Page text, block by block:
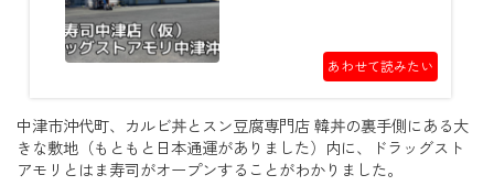
あわせて読みたい
中津市沖代町、カルビ丼とスン豆腐専門店 韓丼の裏手側にある大
きな敷地（もともと日本通運がありました）内に、ドラッグスト
アモリとはま寿司がオープンすることがわかりました。